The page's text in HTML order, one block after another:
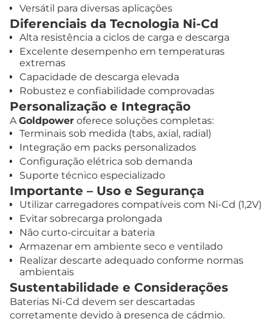
Versátil para diversas aplicações
Diferenciais da Tecnologia Ni-Cd
Alta resistência a ciclos de carga e descarga
Excelente desempenho em temperaturas
extremas
Capacidade de descarga elevada
Robustez e confiabilidade comprovadas
Personalização e Integração
AGoldpower oferece soluções completas:
Terminais sob medida (tabs, axial, radial)
Integração em packs personalizados
Configuração elétrica sob demanda
Suporte técnico especializado
Importante – Uso e Segurança
Utilizar carregadores compatíveis com Ni-Cd (1,2V)
Evitar sobrecarga prolongada
Não curto-circuitar a bateria
Armazenar em ambiente seco e ventilado
Realizar descarte adequado conforme normas
ambientais
Sustentabilidade e Considerações
Baterias Ni-Cd devem ser descartadas
corretamente devido à presença de cádmio.